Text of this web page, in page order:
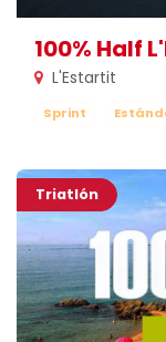
100% Half
L'Estartit
Sprint
Triatlón